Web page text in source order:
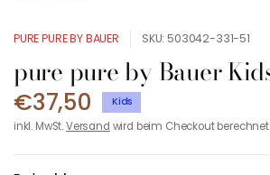
PURE PURE BY BAUER SKU: 503042-331-51
pure pure by Bauer
€37,50 Kids
inkl. MwSt.Versand wird beim Checkout berechnet